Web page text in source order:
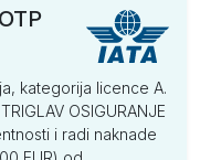
kategorija licence A.
OSIGURANJE
i radi naknade